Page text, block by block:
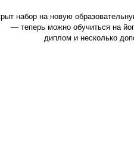
набор на новую
— теперь можно обучиться на
диплом и несколько